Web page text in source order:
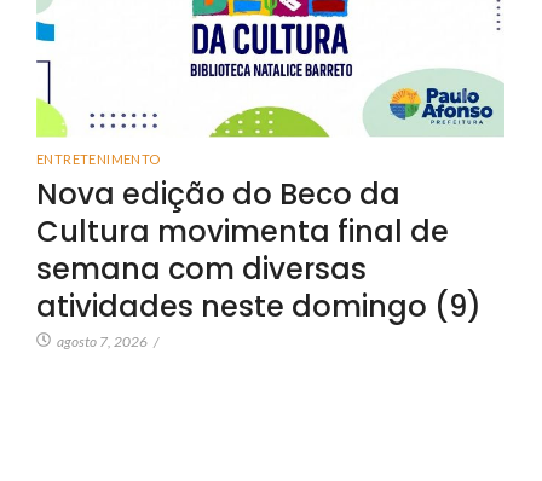
ENTRETENIMENTO
Nova edição do Beco da
Cultura movimenta final de
semana com diversas
atividades neste domingo (9)
agosto 7, 2026 /